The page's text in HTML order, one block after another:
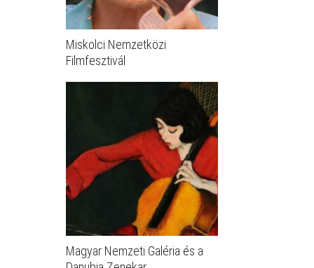
Miskolci Nemzetközi
Filmfesztivál
Magyar Nemzeti Galéria és a